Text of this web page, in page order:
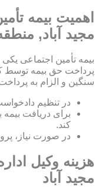
اهمیت بیمه
مجید آباد,
بیمه تأمین اجتماعی
پرداخت حق بیمه توسط
سنگین و الزام به
در تنظیم
برای دریافت
کند.
در صورت نیاز،
هزینه وکیل
مجید آباد